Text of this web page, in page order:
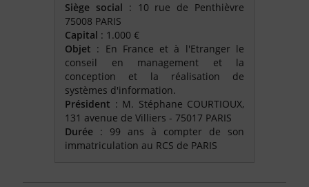
Siège social : 10 rue de Penthièvre
75008 PARIS
Capital : 1.000 €
Objet : En France et à l'Etranger le
conseil en management et la
conception et la réalisation de
systèmes d'information.
Président : M. Stéphane COURTIOUX,
131 avenue de Villiers - 75017 PARIS
Durée : 99 ans à compter de son
immatriculation au RCS de PARIS